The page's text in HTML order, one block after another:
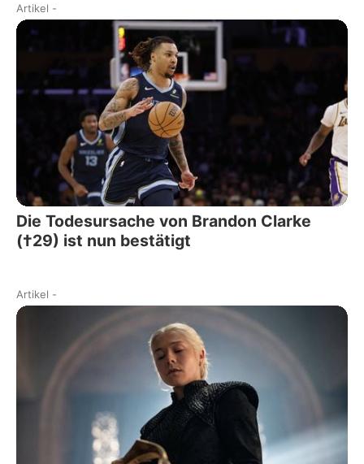
Artikel -
Die Todesursache von Brandon Clarke
(†29) ist nun bestätigt
Artikel -